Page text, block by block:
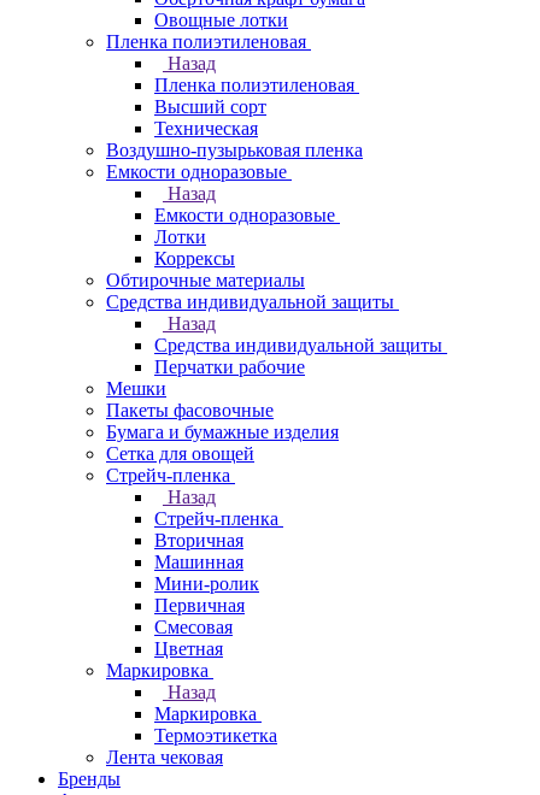
Овощные лотки
Пленка полиэтиленовая
Назад
Пленка полиэтиленовая
Высший сорт
Техническая
Воздушно-пузырьковая пленка
Емкости одноразовые
Назад
Емкости одноразовые
Лотки
Коррексы
Обтирочные материалы
Средства индивидуальной защиты
Назад
Средства индивидуальной защиты
Перчатки рабочие
Мешки
Пакеты фасовочные
Бумага и бумажные изделия
Сетка для овощей
Стрейч-пленка
Назад
Стрейч-пленка
Вторичная
Машинная
Мини-ролик
Первичная
Смесовая
Цветная
Маркировка
Назад
Маркировка
Термоэтикетка
Лента чековая
Бренды